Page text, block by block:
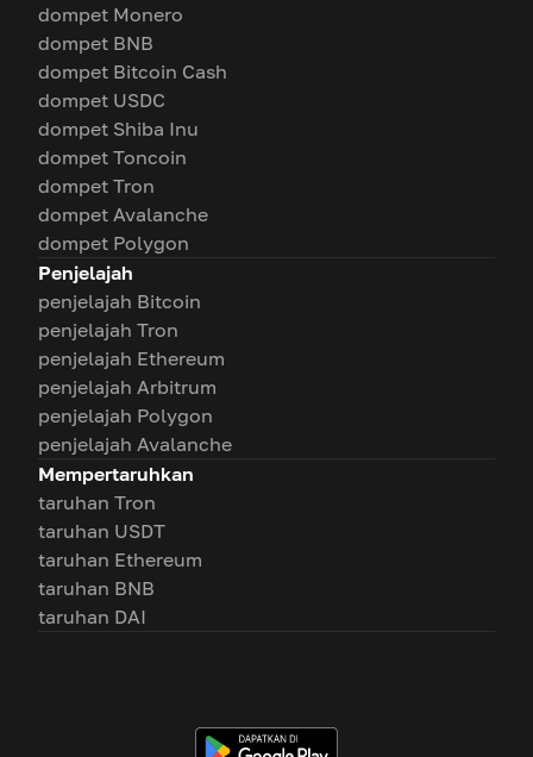
dompet Monero
dompet BNB
dompet Bitcoin Cash
dompet USDC
dompet Shiba Inu
dompet Toncoin
dompet Tron
dompet Avalanche
dompet Polygon
Penjelajah
penjelajah Bitcoin
penjelajah Tron
penjelajah Ethereum
penjelajah Arbitrum
penjelajah Polygon
penjelajah Avalanche
Mempertaruhkan
taruhan Tron
taruhan USDT
taruhan Ethereum
taruhan BNB
taruhan DAI